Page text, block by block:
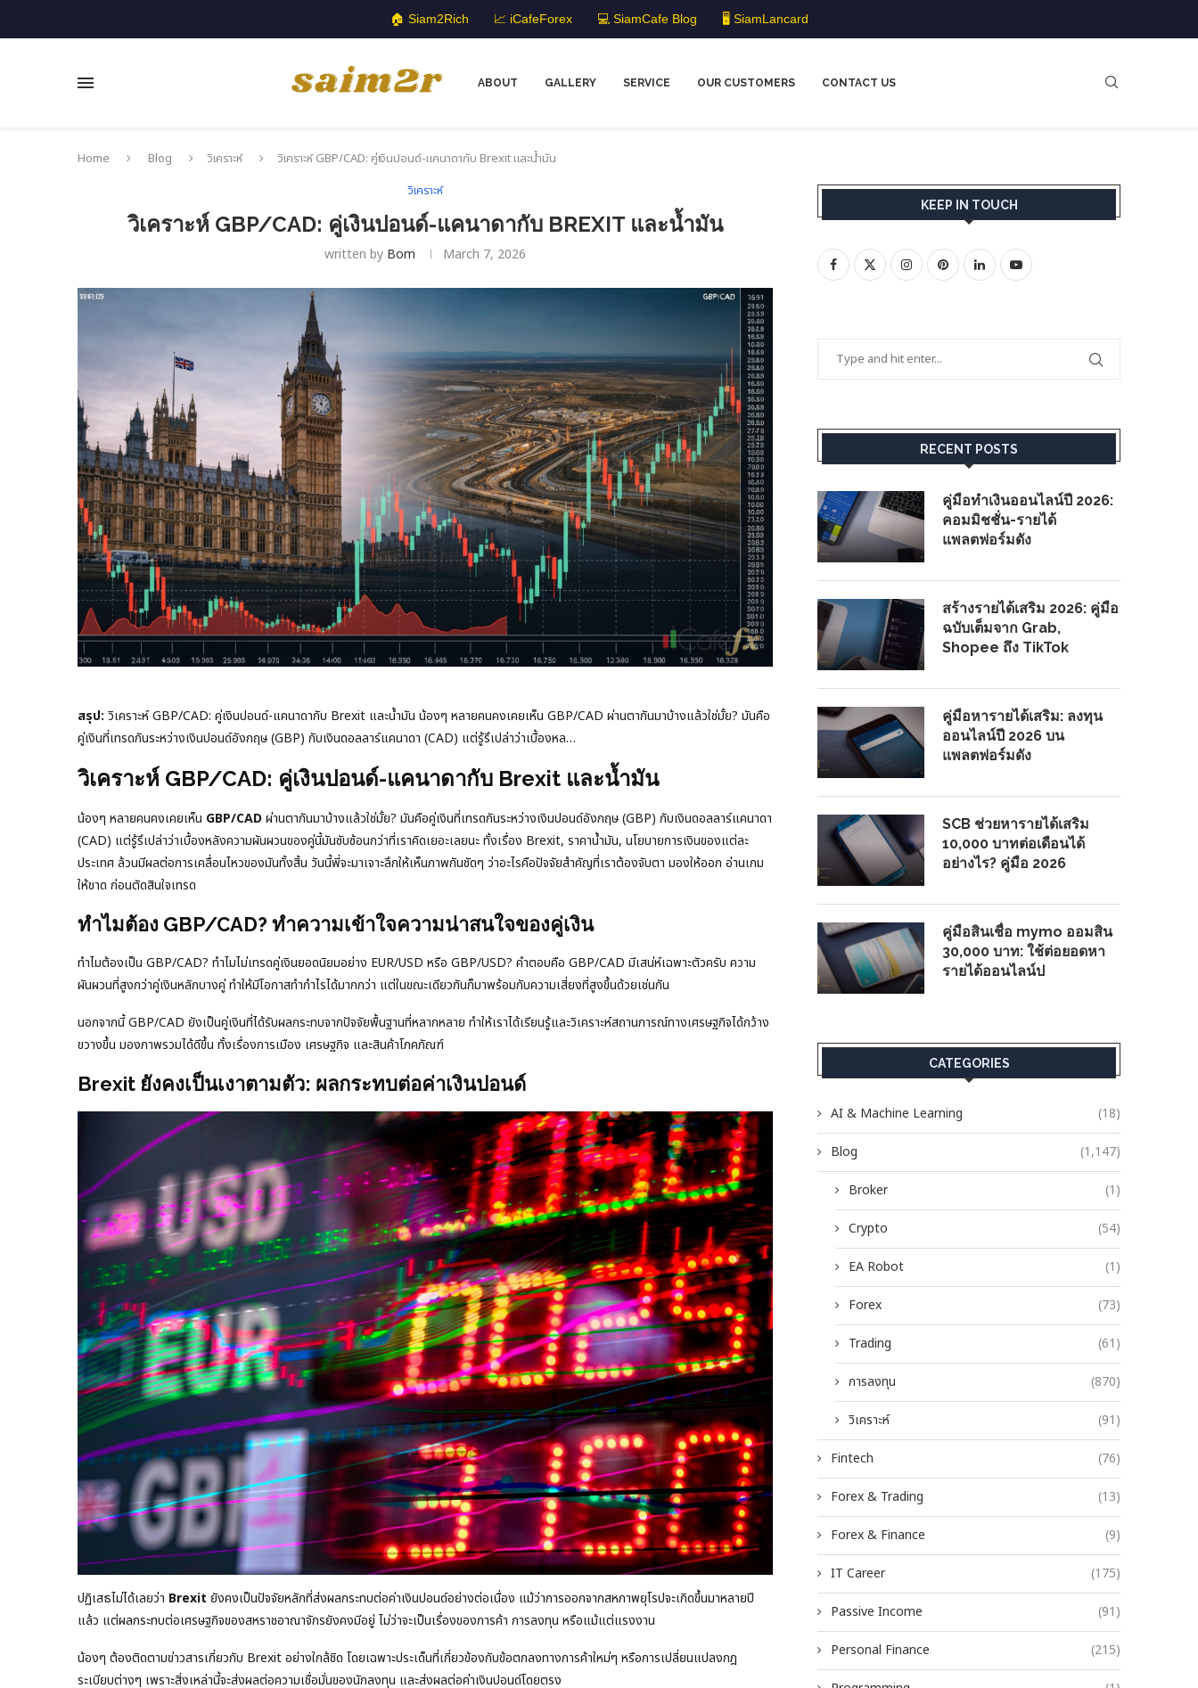
🏠 Siam2Rich 📈 iCafeForex 💻 SiamCafe Blog 🖥️ SiamLancard
ABOUT GALLERY SERVICE OUR CUSTOMERS CONTACT US
Home Blog วิเคราะห์
วิเคราะห์ GBP/CAD: คู่เงินปอนด์-แคนาดากับ Brexit และน้ำมัน
วิเคราะห์
วิเคราะห์ GBP/CAD: คู่เงินปอนด์-แคนาดากับ BREXIT และน้ำมัน
written by Bom March 7, 2026
สรุป: วิเคราะห์ GBP/CAD: คู่เงินปอนด์-แคนาดากับ Brexit และน้ำมัน น้องๆ หลายคนคงเคยเห็น GBP/CAD ผ่านตากันมาบ้างแล้วใช่มั้ย? มันคือ
คู่เงินที่เทรดกันระหว่างเงินปอนด์อังกฤษ (GBP) กับเงินดอลลาร์แคนาดา (CAD) แต่รู้รึเปล่าว่าเบื้องหล…
วิเคราะห์ GBP/CAD: คู่เงินปอนด์-แคนาดากับ Brexit และน้ำมัน
น้องๆ หลายคนคงเคยเห็น GBP/CAD ผ่านตากันมาบ้างแล้วใช่มั้ย? มันคือคู่เงินที่เทรดกันระหว่างเงินปอนด์อังกฤษ (GBP) กับเงินดอลลาร์แคนาดา
(CAD) แต่รู้รึเปล่าว่าเบื้องหลังความผันผวนของคู่นี้มันซับซ้อนกว่าที่เราคิดเยอะเลยนะ ทั้งเรื่อง Brexit, ราคาน้ำมัน, นโยบายการเงินของแต่ละ
ประเทศ ล้วนมีผลต่อการเคลื่อนไหวของมันทั้งสิ้น วันนี้พี่จะมาเจาะลึกให้เห็นภาพกันชัดๆ ว่าอะไรคือปัจจัยสำคัญที่เราต้องจับตา มองให้ออก อ่านเกม
ให้ขาด ก่อนตัดสินใจเทรด
ทำไมต้อง GBP/CAD? ทำความเข้าใจความน่าสนใจของคู่เงิน
ทำไมต้องเป็น GBP/CAD? ทำไมไม่เทรดคู่เงินยอดนิยมอย่าง EUR/USD หรือ GBP/USD? คำตอบคือ GBP/CAD มีเสน่ห์เฉพาะตัวครับ ความ
ผันผวนที่สูงกว่าคู่เงินหลักบางคู่ ทำให้มีโอกาสทำกำไรได้มากกว่า แต่ในขณะเดียวกันก็มาพร้อมกับความเสี่ยงที่สูงขึ้นด้วยเช่นกัน
นอกจากนี้ GBP/CAD ยังเป็นคู่เงินที่ได้รับผลกระทบจากปัจจัยพื้นฐานที่หลากหลาย ทำให้เราได้เรียนรู้และวิเคราะห์สถานการณ์ทางเศรษฐกิจได้กว้าง
ขวางขึ้น มองภาพรวมได้ดีขึ้น ทั้งเรื่องการเมือง เศรษฐกิจ และสินค้าโภคภัณฑ์
Brexit ยังคงเป็นเงาตามตัว: ผลกระทบต่อค่าเงินปอนด์
ปฏิเสธไม่ได้เลยว่า Brexit ยังคงเป็นปัจจัยหลักที่ส่งผลกระทบต่อค่าเงินปอนด์อย่างต่อเนื่อง แม้ว่าการออกจากสหภาพยุโรปจะเกิดขึ้นมาหลายปี
แล้ว แต่ผลกระทบต่อเศรษฐกิจของสหราชอาณาจักรยังคงมีอยู่ ไม่ว่าจะเป็นเรื่องของการค้า การลงทุน หรือแม้แต่แรงงาน
น้องๆ ต้องติดตามข่าวสารเกี่ยวกับ Brexit อย่างใกล้ชิด โดยเฉพาะประเด็นที่เกี่ยวข้องกับข้อตกลงทางการค้าใหม่ๆ หรือการเปลี่ยนแปลงกฎ
ระเบียบต่างๆ เพราะสิ่งเหล่านี้จะส่งผลต่อความเชื่อมั่นของนักลงทุน และส่งผลต่อค่าเงินปอนด์โดยตรง
KEEP IN TOUCH
RECENT POSTS
คู่มือทำเงินออนไลน์ปี 2026:
คอมมิชชั่น-รายได้
แพลตฟอร์มดัง
สร้างรายได้เสริม 2026: คู่มือ
ฉบับเต็มจาก Grab,
Shopee ถึง TikTok
คู่มือหารายได้เสริม: ลงทุน
ออนไลน์ปี 2026 บน
แพลตฟอร์มดัง
SCB ช่วยหารายได้เสริม
10,000 บาทต่อเดือนได้
อย่างไร? คู่มือ 2026
คู่มือสินเชื่อ mymo ออมสิน
30,000 บาท: ใช้ต่อยอดหา
รายได้ออนไลน์ป
CATEGORIES
AI & Machine Learning (18)
Blog (1,147)
Broker (1)
Crypto (54)
EA Robot (1)
Forex (73)
Trading (61)
การลงทุน (870)
วิเคราะห์ (91)
Fintech (76)
Forex & Trading (13)
Forex & Finance (9)
IT Career (175)
Passive Income (91)
Personal Finance (215)